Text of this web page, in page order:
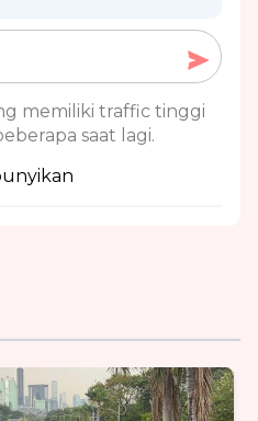
memiliki traffic tinggi
saat lagi.